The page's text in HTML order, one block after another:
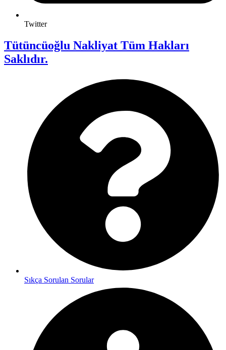
Twitter
Tütüncüoğlu Nakliyat Tüm Hakları
Saklıdır.
Sıkça Sorulan Sorular